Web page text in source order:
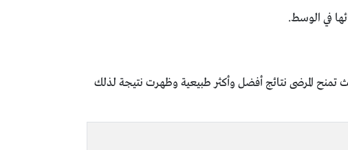
في الوسط.
تمنح المرضى نتائج أفضل وأكثر طبيعية وظهرت نتيجة لذلك